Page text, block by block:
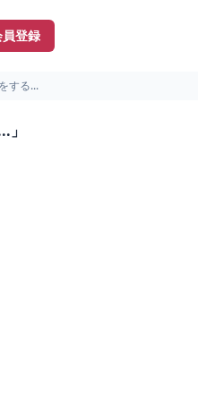
登録
する...
」